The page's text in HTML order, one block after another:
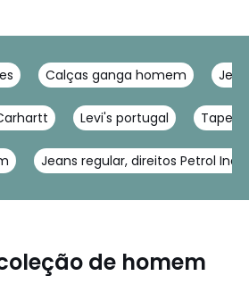
Calças ganga homem
Levi's portugal
Jeans regular, direitos Petrol
de homem